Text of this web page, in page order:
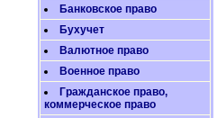
Банковское право
Бухучет
Валютное право
Военное право
Гражданское право,
коммерческое право